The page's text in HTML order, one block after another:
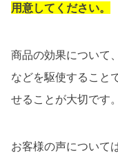
用意してください。
商品の効果について
などを駆使すること
せることが大切です。
お客様の声について